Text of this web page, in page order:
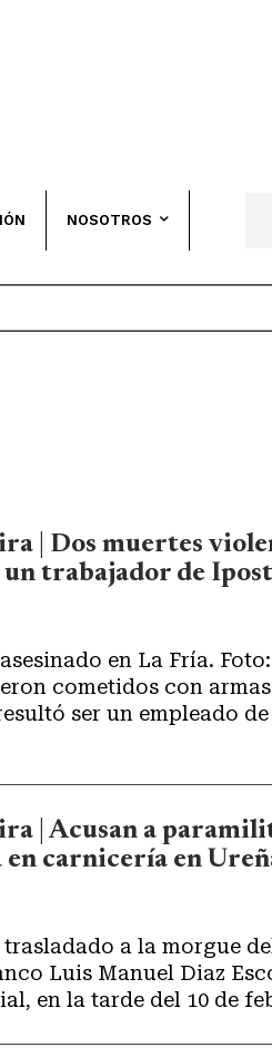
NOSOTROS
| Dos muertes
trabajador de
en La Fría.
cometidos con
ser un empleado
| Acusan a
en carnicería en
a la morgue
Luis Manuel Diaz
en la tarde del 10 de